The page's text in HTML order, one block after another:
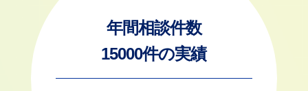
年間相談件数
15000件の実績